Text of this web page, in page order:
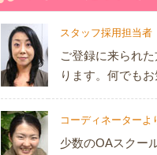
スタッフ採用担当者
ご登録に来られ
ります。何でも
コーディネーターよ
少数のOAスクー